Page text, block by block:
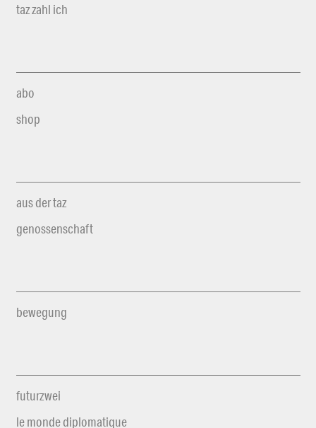
taz zahl ich
abo
shop
aus der taz
genossenschaft
bewegung
futurzwei
le monde diplomatique